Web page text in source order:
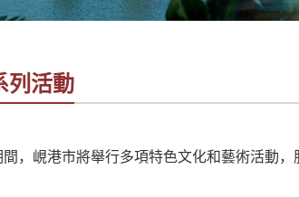
列活動
，峴港市將舉行多項特色文化和藝術活動，